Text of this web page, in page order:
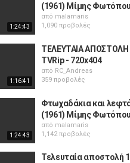
1:24:43
(1961) Μίμης
από malamaris
1,090 προβολές
1:16:41
ΤΕΛΕΥΤΑΙΑ ΑΠΟΣΤΟΛΗ
TVRip - 720x404
από RC_Andreas
359 προβολές
1:24:43
Φτωχαδάκια και
(1961) Μίμης
από malamaris
1,142 προβολές
Τελευταία αποστολή